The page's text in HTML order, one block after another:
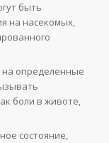
быть
на насекомых,
определенные
боли в животе,
состояние,